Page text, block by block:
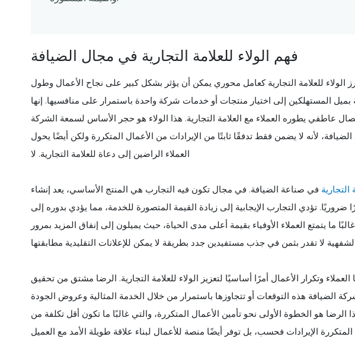
فهم الولاء للعلامة التجارية في مجال الضيافة
الولاء للعلامة التجارية كعامل محوري يمكن أن يؤثر بشكل كبير على نجاح الأعمال وطول
بميل المستهلكين إلى اختيار منتجات أو خدمات شركة واحدة باستمرار على منافسيها. إنها
عاطفي يطوره العملاء مع العلامة التجارية. هذا الولاء هو حجر الأساس لسمعة الشركة
لأنه لا يضمن فقط تدفقًا ثابتًا من الإيرادات من الأعمال المتكررة ولكن أيضًا يحول
العملاء الراضين إلى دعاة للعلامة التجارية. لا
التجارية في صناعة الضيافة. في مجال تكون فيه التجارب هي المنتج الأساسي، يعد إنشاء
ضروريًا. تؤدي التجارب الإيجابية إلى زيادة القيمة المتصورة للخدمة، مما يؤدي بدوره إلى
ما يتمتع العملاء الأوفياء بقيمة أعلى مدى الحياة، حيث يميلون إلى إنفاق المزيد بمرور
وتكرار الأعمال أمرًا أساسيًا لتعزيز الولاء للعلامة التجارية. الرضا مشتق من تحقيق
الضيافة هذه التوقعات أو تتجاوزها باستمرار من خلال الخدمة المثالية وعروض الجودة
هو الخطوة الأولى نحو تأمين الأعمال المتكررة، والتي غالبًا ما تكون أقل تكلفة من